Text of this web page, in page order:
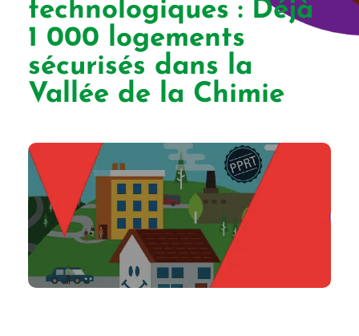
technologiques : Déjà
1 000 logements
sécurisés dans la
Vallée de la Chimie